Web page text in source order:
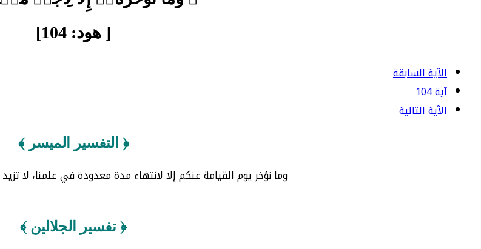
[ هود: 104]
الآية السابقة
آية 104
الآية التالية
﴿ التفسير الميسر ﴾
وما نؤخر يوم القيامة عنكم إلا لانتهاء مدة معدودة في علمنا، لا
﴿ تفسير الجلالين ﴾